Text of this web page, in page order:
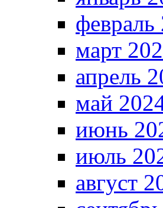
февраль
март
апрель
май
июнь
июль
август